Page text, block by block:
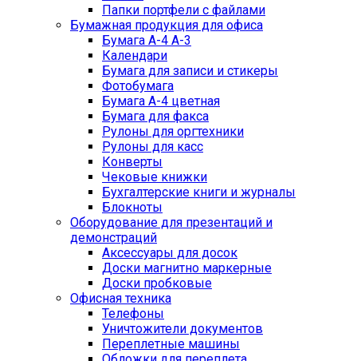
Папки портфели с файлами
Бумажная продукция для офиса
Бумага А-4 А-3
Календари
Бумага для записи и стикеры
Фотобумага
Бумага А-4 цветная
Бумага для факса
Рулоны для оргтехники
Рулоны для касс
Конверты
Чековые книжки
Бухгалтерские книги и журналы
Блокноты
Оборудование для презентаций и
демонстраций
Аксессуары для досок
Доски магнитно маркерные
Доски пробковые
Офисная техника
Телефоны
Уничтожители документов
Переплетные машины